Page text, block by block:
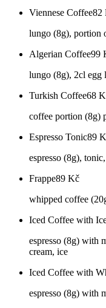
Viennese Coffee82
lungo (8g), portion
Algerian Coffee99
lungo (8g), 2cl egg
Turkish Coffee68
coffee portion (8g)
Espresso Tonic89
espresso (8g),
Frappe89 Kč
whipped coffee
Iced Coffee with
espresso (8g) with
cream, ice
Iced Coffee with
espresso (8g) with